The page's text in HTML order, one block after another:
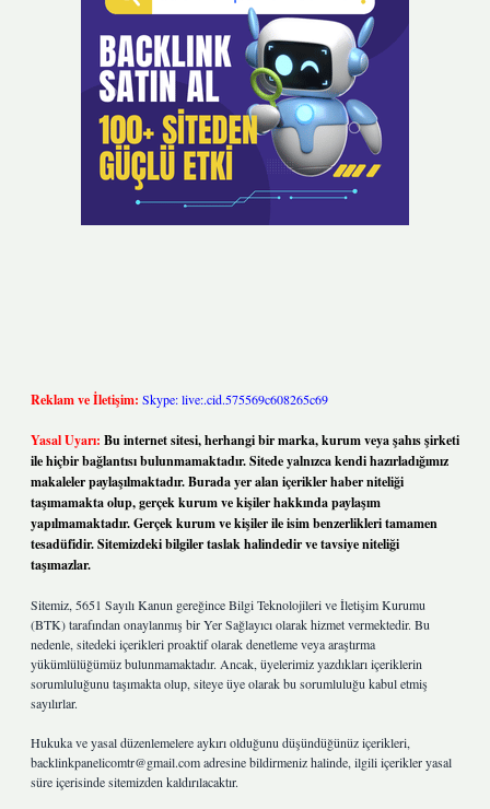
Reklam ve İletişim: Skype: live:.cid.575569c608265c69
Yasal Uyarı: Bu internet sitesi, herhangi bir marka, kurum veya şahıs şirketi
ile hiçbir bağlantısı bulunmamaktadır. Sitede yalnızca kendi hazırladığımız
makaleler paylaşılmaktadır. Burada yer alan içerikler haber niteliği
taşımamakta olup, gerçek kurum ve kişiler hakkında paylaşım
yapılmamaktadır. Gerçek kurum ve kişiler ile isim benzerlikleri tamamen
tesadüfidir. Sitemizdeki bilgiler taslak halindedir ve tavsiye niteliği
taşımazlar.
Sitemiz, 5651 Sayılı Kanun gereğince Bilgi Teknolojileri ve İletişim Kurumu
(BTK) tarafından onaylanmış bir Yer Sağlayıcı olarak hizmet vermektedir. Bu
nedenle, sitedeki içerikleri proaktif olarak denetleme veya araştırma
yükümlülüğümüz bulunmamaktadır. Ancak, üyelerimiz yazdıkları içeriklerin
sorumluluğunu taşımakta olup, siteye üye olarak bu sorumluluğu kabul etmiş
sayılırlar.
Hukuka ve yasal düzenlemelere aykırı olduğunu düşündüğünüz içerikleri,
backlinkpanelicomtr@gmail.comadresine bildirmeniz halinde, ilgili içerikler yasal
süre içerisinde sitemizden kaldırılacaktır.